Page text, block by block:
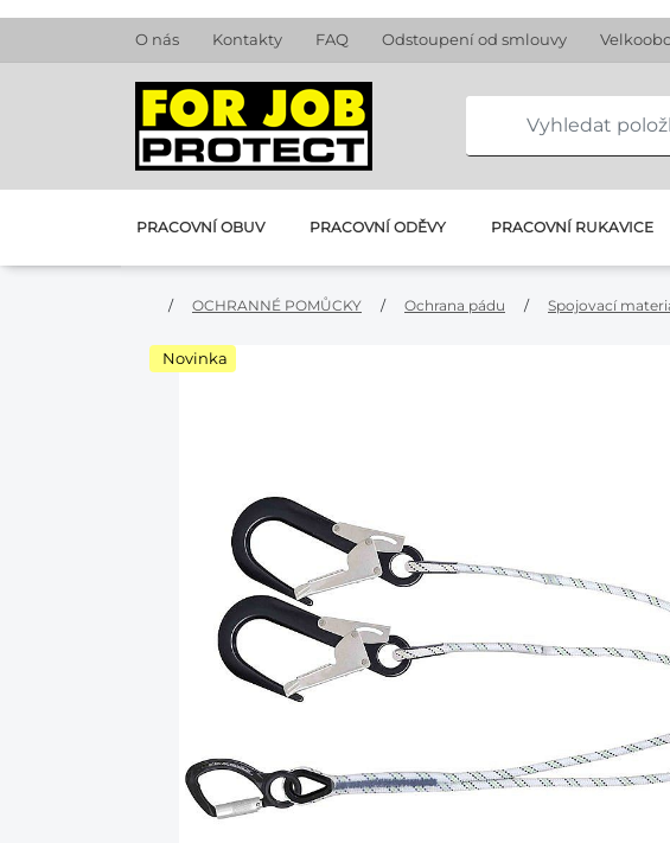
O nás Kontakty FAQ Odstoupení od smlouvy
PRACOVNÍ OBUV PRACOVNÍ ODĚVY PRACOVNÍ RUKAVICE
/ OCHRANNÉ POMŮCKY / Ochrana pádu / Spojovací
Novinka